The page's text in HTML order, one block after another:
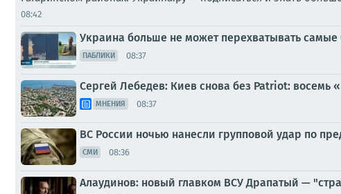
08:42
Украина больше не может перехватывать
ПАБЛИКИ 08:37
Сергей Лебедев: Киев снова без Patriot: восемь
МНЕНИЯ 08:37
ВС России ночью нанесли групповой удар по
СМИ 08:36
Алаудинов: новый главком ВСУ Драпатый —